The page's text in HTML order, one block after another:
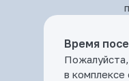
Время
в комплексе